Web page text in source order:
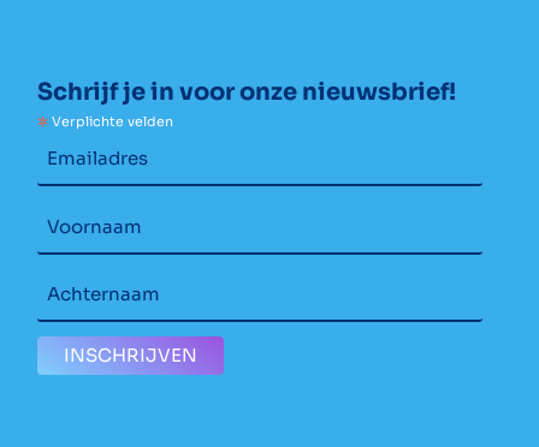
Schrijf je in voor onze nieuwsbrief!
* Verplichte velden